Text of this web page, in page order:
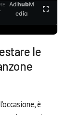
AdhubM
edia
le
è